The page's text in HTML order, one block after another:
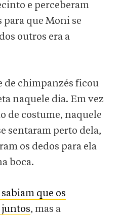
e perceberam
que Moni se
outros era a
de chimpanzés ficou
naquele dia. Em vez
de costume, naquele
sentaram perto dela,
os dedos para ela
boca.
sabiam que os
juntos, mas a